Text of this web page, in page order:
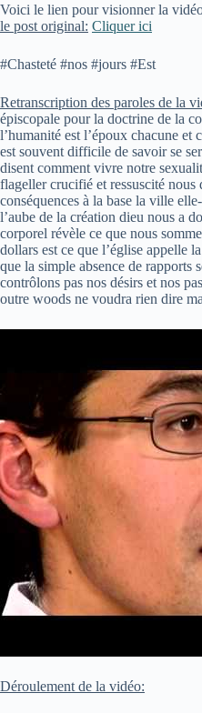
Voici le lien pour visionner la
le post original: Cliquer ici
#Chasteté #nos #jours #Est
Retranscription des paroles de la
épiscopale pour la doctrine de la
l’humanité est l’époux chacune et
est souvent difficile de savoir se
disent comment vivre notre
flageller crucifié et ressuscité nous
conséquences à la base la ville
l’aube de la création dieu nous a
corporel révèle ce que nous
dollars est ce que l’église appelle
que la simple absence de rapports
contrôlons pas nos désirs et nos
outre woods ne voudra rien dire
Déroulement de la vidéo: